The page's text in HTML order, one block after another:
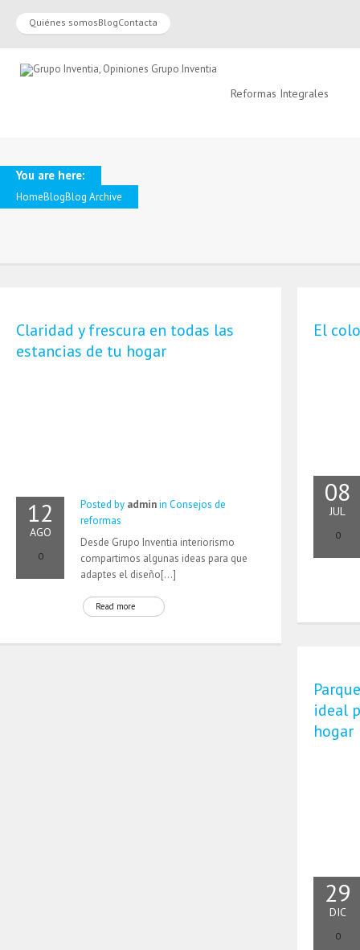
Quiénes somosBlogContacta
Reformas Integrales
You are here:
HomeBlogBlog Archive
Claridad y frescura en todas las
estancias de tu hogar
12
AGO
0
Posted by adminin Consejos de
reformas
Desde Grupo Inventia interiorismo
compartimos algunas ideas para que
adaptes el diseño[…]
Read more
El
08
JUL
0
ideal
hogar
29
DIC
0